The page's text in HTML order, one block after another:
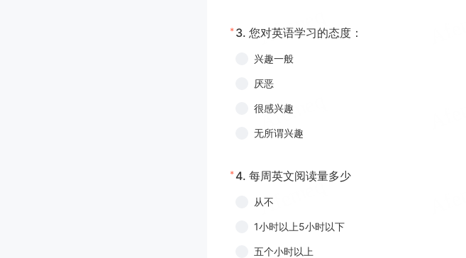
* 3. 您对英语学习的态度：
兴趣一般
厌恶
很感兴趣
无所谓兴趣
* 4. 每周英文阅读量多少
从不
1小时以上5小时以下
五个小时以上